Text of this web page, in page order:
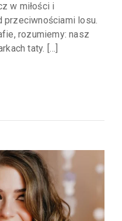
w miłości i
przeciwnościami losu.
rozumiemy: nasz
taty. […]